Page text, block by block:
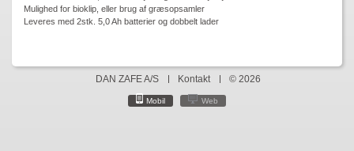
Mulighed for bioklip, eller brug af græsopsamler
Leveres med 2stk. 5,0 Ah batterier og dobbelt lader
DAN ZAFE A/S Kontakt © 2026
Mobil Web